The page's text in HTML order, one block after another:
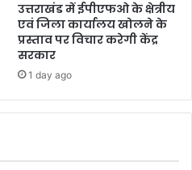
उत्तराखंड में ईपीएफओ के क्षेत्रीय
एवं जिला कार्यालय खोलने के
प्रस्ताव पर विचार करेगी केंद्र
सरकार
1 day ago